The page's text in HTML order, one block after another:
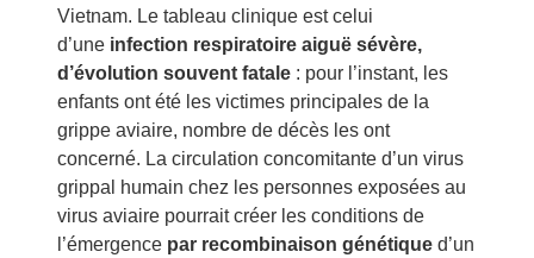
Vietnam. Le tableau clinique est celui
d’une infection respiratoire aiguë sévère,
d’évolution souvent fatale : pour l’instant, les
enfants ont été les victimes principales de la
grippe aviaire, nombre de décès les ont
concerné. La circulation concomitante d’un virus
grippal humain chez les personnes exposées au
virus aviaire pourrait créer les conditions de
l’émergence par recombinaison génétique d’un